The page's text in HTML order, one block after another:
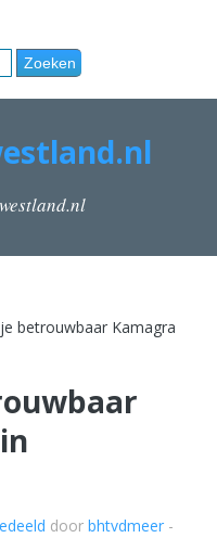
betrouwbaar Kamagra
door bhtvdmeer -